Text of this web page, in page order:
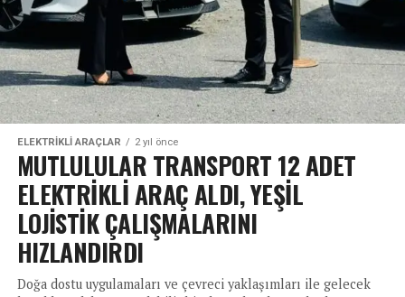
ELEKTRIKLI ARAÇLAR 2 yıl önce
MUTLULULAR TRANSPORT 12 ADET
ELEKTRİKLİ ARAÇ ALDI, YEŞİL
LOJİSTİK ÇALIŞMALARINI
HIZLANDIRDI
Doğa dostu uygulamaları ve çevreci yaklaşımları ile gelecek